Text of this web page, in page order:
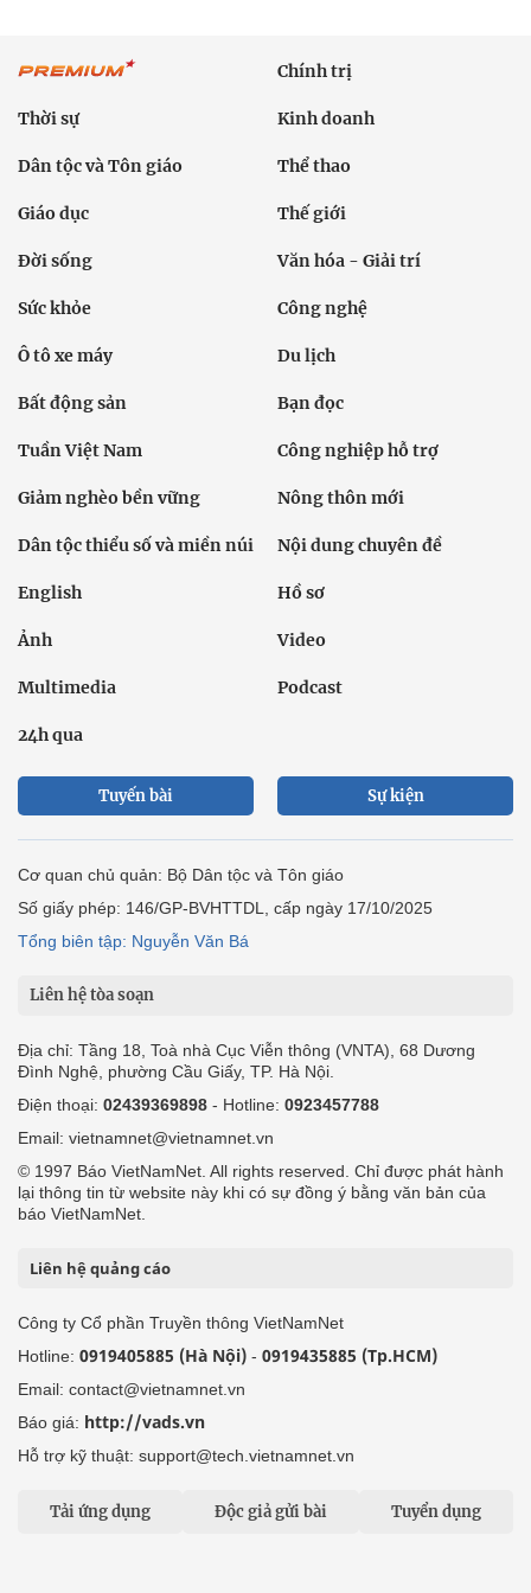
Chính trị
Thời sự Kinh doanh
Dân tộc và Tôn giáo Thể thao
Giáo dục Thế giới
Đời sống Văn hóa - Giải trí
Sức khỏe Công nghệ
Ô tô xe máy Du lịch
Bất động sản Bạn đọc
Tuần Việt Nam Công nghiệp hỗ trợ
Giảm nghèo bền vững Nông thôn mới
Dân tộc thiểu số và miền núi Nội dung chuyên đề
English Hồ sơ
Ảnh Video
Multimedia Podcast
24h qua
Tuyến bài Sự kiện
Cơ quan chủ quản: Bộ Dân tộc và Tôn giáo
Số giấy phép: 146/GP-BVHTTDL, cấp ngày 17/10/2025
Tổng biên tập: Nguyễn Văn Bá
Liên hệ tòa soạn
Địa chỉ: Tầng 18, Toà nhà Cục Viễn thông (VNTA), 68 Dương
Đình Nghệ, phường Cầu Giấy, TP. Hà Nội.
Điện thoại: 02439369898 - Hotline: 0923457788
Email: vietnamnet@vietnamnet.vn
© 1997 Báo VietNamNet. All rights reserved. Chỉ được phát hành
lại thông tin từ website này khi có sự đồng ý bằng văn bản của
báo VietNamNet.
Liên hệ quảng cáo
Công ty Cổ phần Truyền thông VietNamNet
Hotline: 0919405885 (Hà Nội) - 0919435885 (Tp.HCM)
Email: contact@vietnamnet.vn
Báo giá: http://vads.vn
Hỗ trợ kỹ thuật: support@tech.vietnamnet.vn
Tải ứng dụng Độc giả gửi bài Tuyển dụng